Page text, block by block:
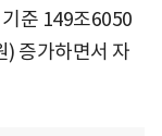
준 149조6050
증가하면서 자